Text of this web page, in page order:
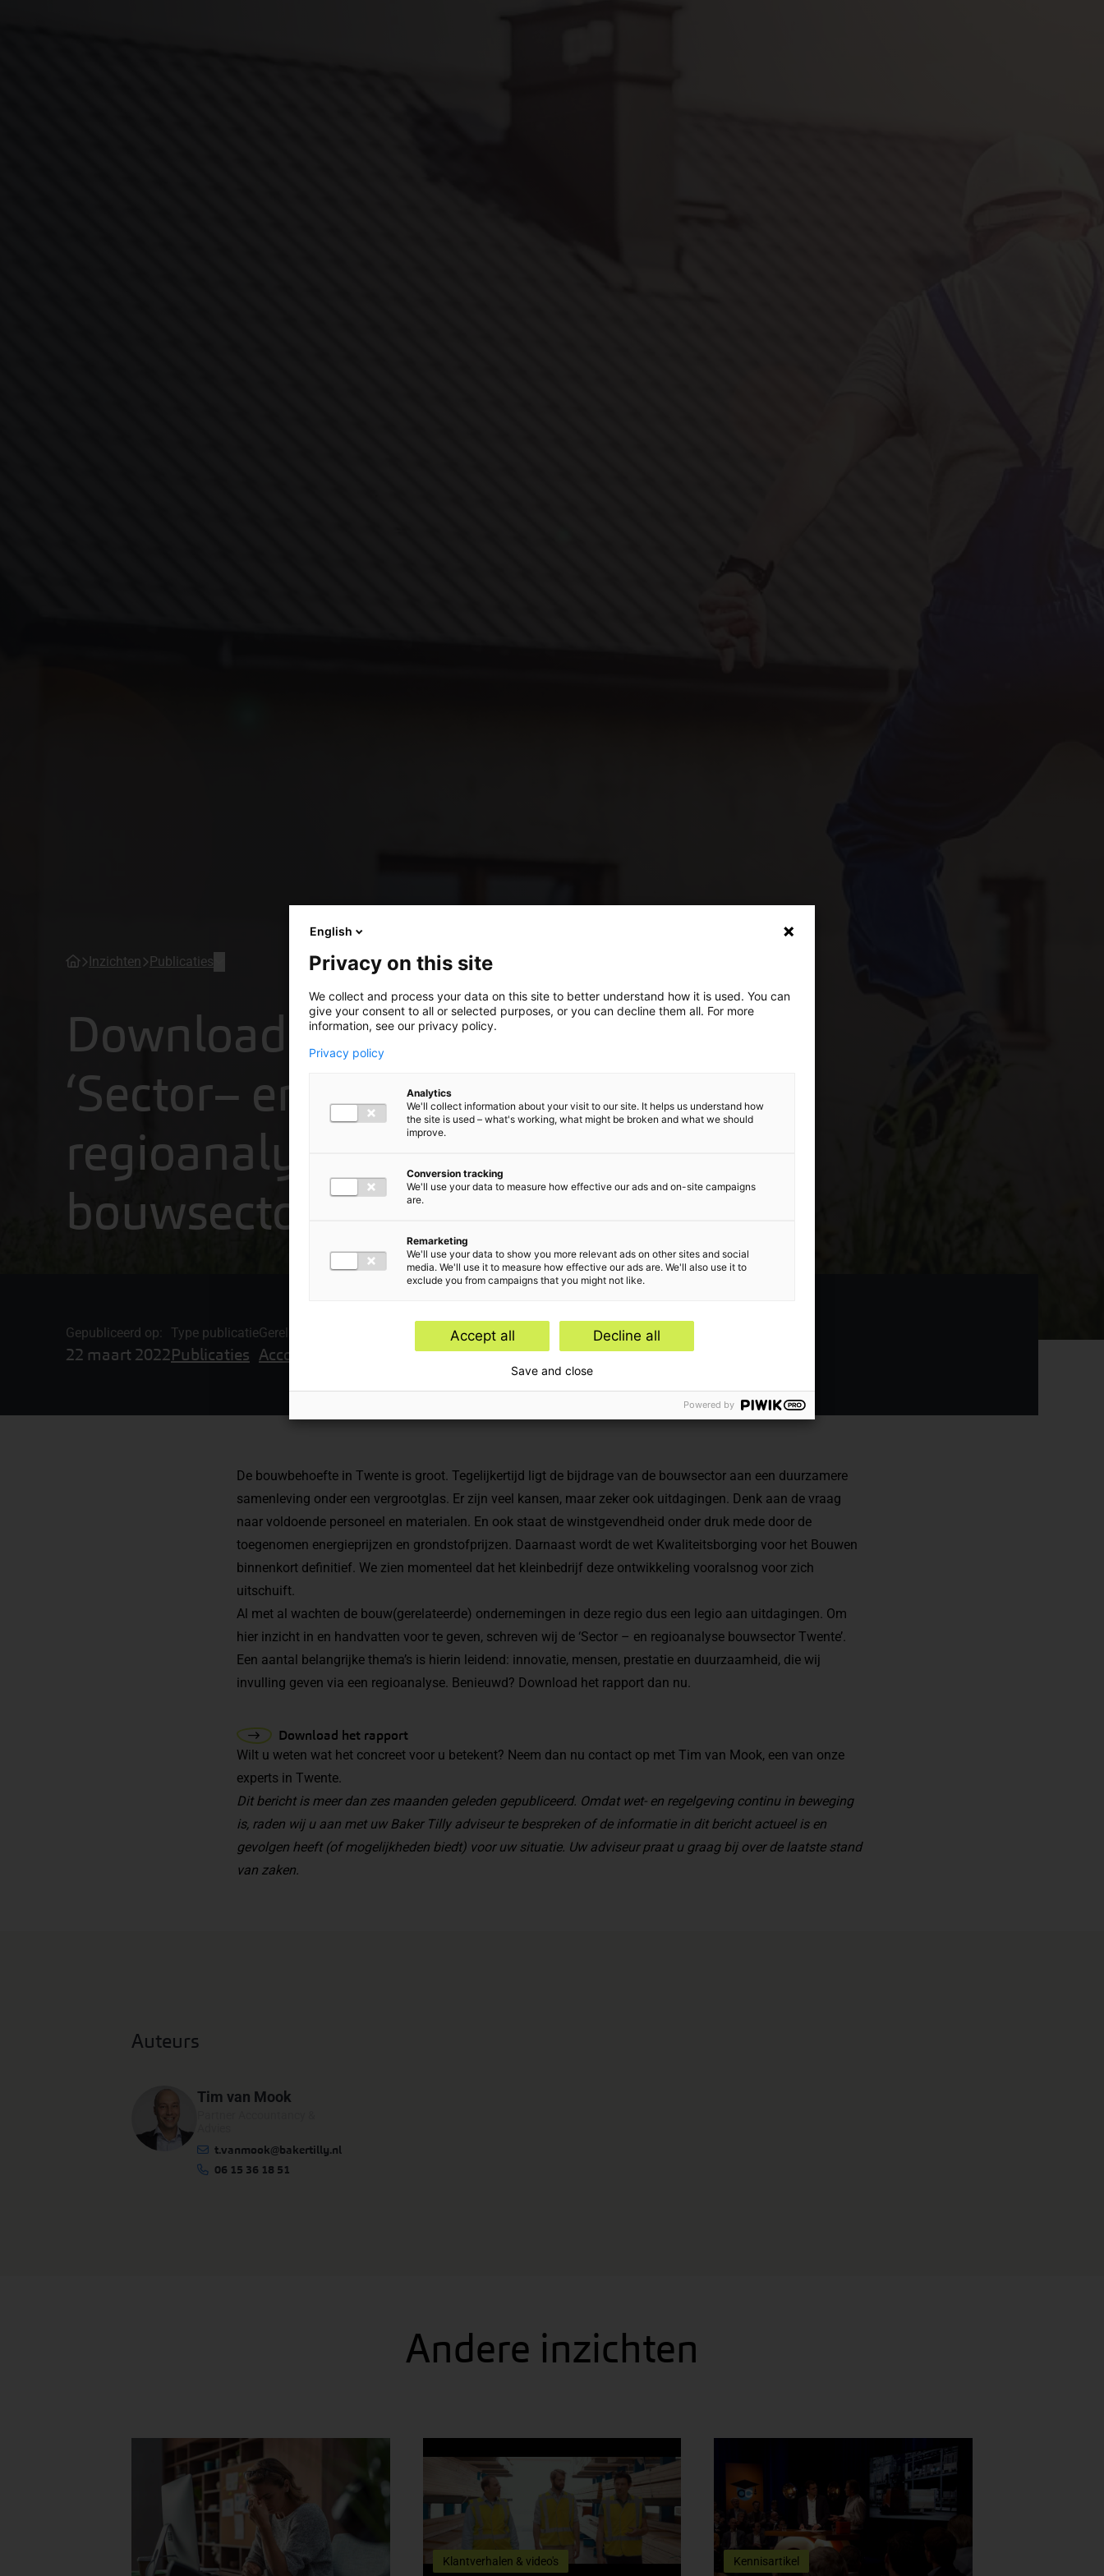
Inzichten Publicaties
Download nu de
‘Sector– en
regioanalyse
bouwsector Twente’
Gepubliceerd op:
22 maart 2022
Type publicatie
Publicaties
Gerelateerde onderwerpen
Accountancy & Advies
De bouwbehoefte in Twente is groot. Tegelijkertijd ligt de bijdrage van de bouwsector aan een duurzamere
samenleving onder een vergrootglas. Er zijn veel kansen, maar zeker ook uitdagingen. Denk aan de vraag
naar voldoende personeel en materialen. En ook staat de winstgevendheid onder druk mede door de
toegenomen energieprijzen en grondstofprijzen. Daarnaast wordt de wet Kwaliteitsborging voor het Bouwen
binnenkort definitief. We zien momenteel dat het kleinbedrijf deze ontwikkeling vooralsnog voor zich
uitschuift.
Al met al wachten de bouw(gerelateerde) ondernemingen in deze regio dus een legio aan uitdagingen. Om
hier inzicht in en handvatten voor te geven, schreven wij de ‘Sector – en regioanalyse bouwsector Twente’.
Een aantal belangrijke thema’s is hierin leidend: innovatie, mensen, prestatie en duurzaamheid, die wij
invulling geven via een regioanalyse. Benieuwd? Download het rapport dan nu.
Download het rapport
Wilt u weten wat het concreet voor u betekent? Neem dan nu contact op met Tim van Mook, een van onze
experts in Twente.
Dit bericht is meer dan zes maanden geleden gepubliceerd. Omdat wet- en regelgeving continu in beweging
is, raden wij u aan met uw Baker Tilly adviseur te bespreken of de informatie in dit bericht actueel is en
gevolgen heeft (of mogelijkheden biedt) voor uw situatie. Uw adviseur praat u graag bij over de laatste stand
van zaken.
Auteurs
Tim van Mook
t.vanmook@bakertilly.nl
06 15 36 18 51
Andere inzichten
Klantverhalen & video's Kennisartikel
English
Privacy on this site
We collect and process your data on this site to better understand how it is used. You can
give your consent to all or selected purposes, or you can decline them all. For more
information, see our privacy policy.
Privacy policy
Analytics
We'll collect information about your visit to our site. It helps us understand how
the site is used – what's working, what might be broken and what we should
improve.
Conversion tracking
We'll use your data to measure how effective our ads and on-site campaigns
are.
Remarketing
We'll use your data to show you more relevant ads on other sites and social
media. We'll use it to measure how effective our ads are. We'll also use it to
exclude you from campaigns that you might not like.
Accept all Decline all
Save and close
Powered by